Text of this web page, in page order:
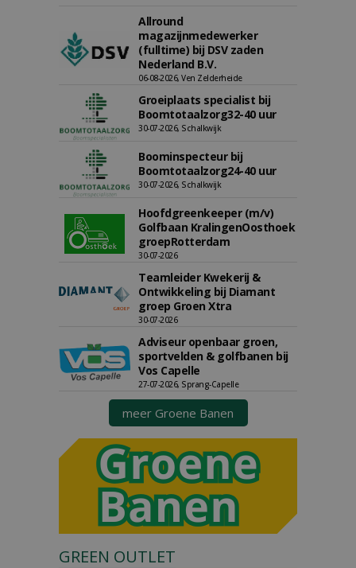
Allround
magazijnmedewerker
(fulltime) bij DSV zaden
Nederland B.V.
06-08-2026, Ven Zelderheide
Groeiplaats specialist bij
Boomtotaalzorg32-40 uur
30-07-2026, Schalkwijk
Boominspecteur bij
Boomtotaalzorg24-40 uur
30-07-2026, Schalkwijk
Hoofdgreenkeeper (m/v)
Golfbaan KralingenOosthoek
groepRotterdam
30-07-2026
Teamleider Kwekerij &
Ontwikkeling bij Diamant
groep Groen Xtra
30-07-2026
Adviseur openbaar groen,
sportvelden & golfbanen bij
Vos Capelle
27-07-2026, Sprang-Capelle
meer Groene Banen
GREEN OUTLET